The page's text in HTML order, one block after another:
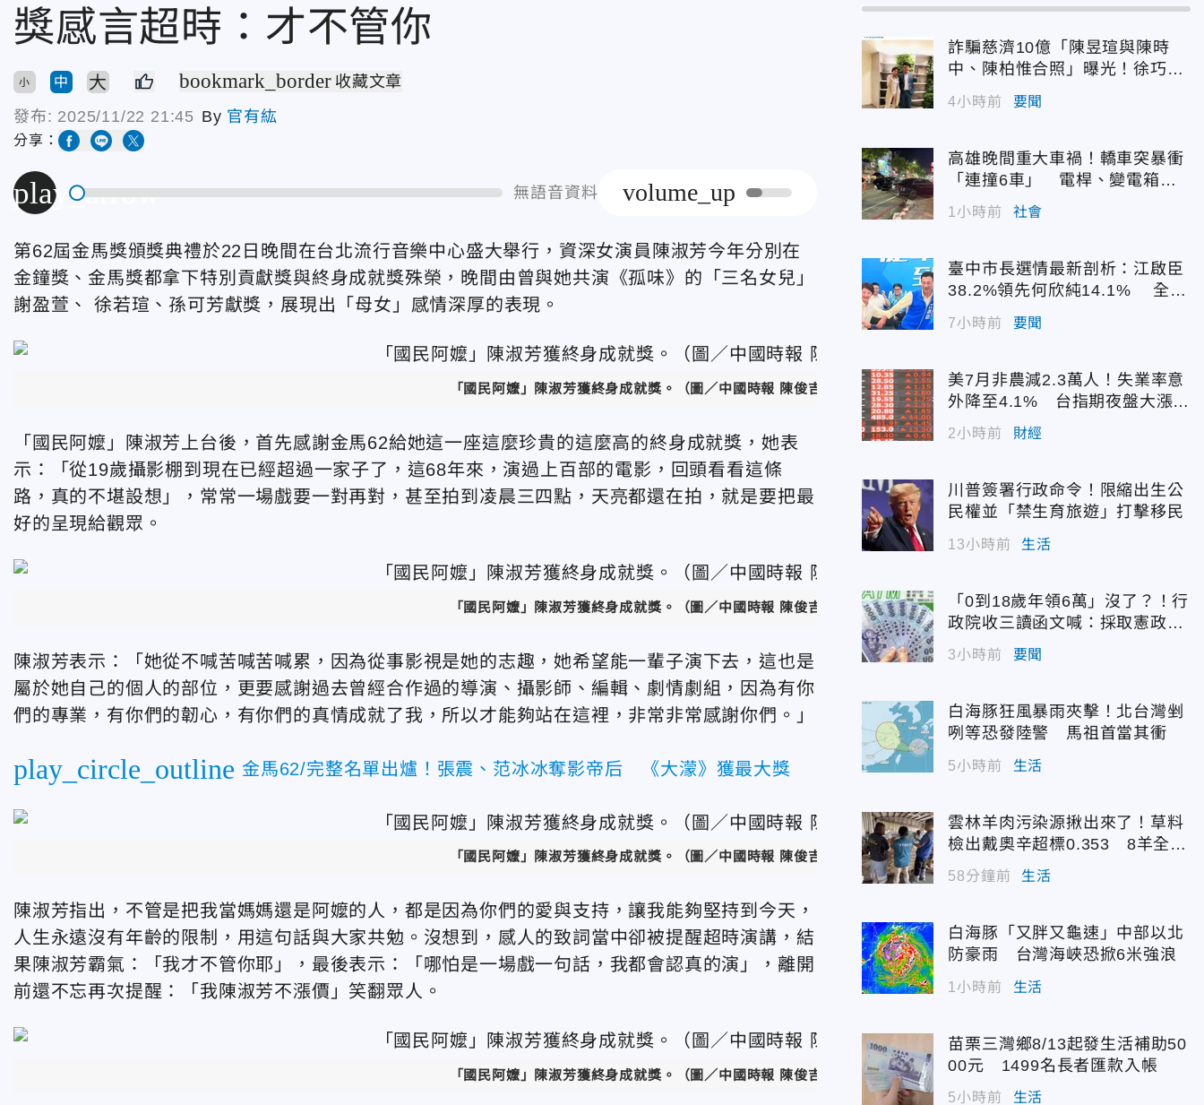
獎感言超時：才不管你
小 中 大 bookmark_border 收藏文章
發布: 2025/11/22 21:45 By 官有紘
分享：
play_arrow 無語音資料 volume_up
第62屆金馬獎頒獎典禮於22日晚間在台北流行音樂中心盛大舉行，資深女演員陳淑芳今年分別在
金鐘獎、金馬獎都拿下特別貢獻獎與終身成就獎殊榮，晚間由曾與她共演《孤味》的「三名女兒」
謝盈萱、 徐若瑄、孫可芳獻獎，展現出「母女」感情深厚的表現。
「國民阿嬤」陳淑芳獲終身成就獎。 （圖／中國時報 陳俊吉、杜宜諳、郭吉銓攝）
「國民阿嬤」陳淑芳 上台後，首先感謝金馬62給她這一座這麼珍貴的這麼高的終身成就獎，她表
示：「從19歲攝影棚到現在已經超過一家子了，這68年來，演過上百部的電影，回頭看看這條
路，真的不堪設想」，常常一場戲要一對再對，甚至拍到凌晨三四點，天亮都還在拍，就是要把最
好的呈現給觀眾。
「國民阿嬤」陳淑芳獲終身成就獎。 （圖／中國時報 陳俊吉、杜宜諳、郭吉銓攝）
陳淑芳表示：「她從不喊苦喊苦喊累，因為從事影視是她的志趣，她希望能一輩子演下去，這也是
屬於她自己的個人的部位，更要感謝過去曾經合作過的導演、攝影師、 編輯、 劇情劇組，因為有你
們的專業，有你們的韌心，有你們的真情成就了我，所以才能夠站在這裡，非常非常感謝你們。 」
play_circle_outline 金馬62/完整名單出爐！張震、范冰冰奪影帝后 《大濛》獲最大獎
「國民阿嬤」陳淑芳獲終身成就獎。 （圖／中國時報 陳俊吉、杜宜諳、郭吉銓攝）
陳淑芳指出， 不管是把我當媽媽還是阿嬤的人，都是因為你們的愛與支持，讓我能夠堅持到今天，
人生永遠沒有年齡的限制， 用這句話與大家共勉。沒想到，感人的致詞當中卻被提醒超時演講，結
果陳淑芳霸氣：「 我才不管你耶」，最後表示：「哪怕是一場戲一句話，我都會認真的演」， 離開
前還不忘再次提醒：「 我陳淑芳不漲價」笑翻眾人。
「國民阿嬤」陳淑芳獲終身成就獎。 （圖／中國時報 陳俊吉、杜宜諳、郭吉銓攝）
詐騙慈濟10億「陳昱瑄與陳時
中、陳柏惟合照」曝光！徐巧芯
震撼出手
4小時前 要聞
高雄晚間重大車禍！轎車突暴衝
「連撞6車」 電桿、變電箱全
遭殃
1小時前 社會
臺中市長選情最新剖析：江啟臣
38.2%領先何欣純14.1% 全世
代支持度全面居首
7小時前 要聞
美7月非農減2.3萬人！失業率意
外降至4.1% 台指期夜盤大漲7
45點
2小時前 財經
川普簽署行政命令！限縮出生公
民權並「禁生育旅遊」打擊移民
13小時前 生活
「0到18歲年領6萬」沒了？！行
政院收三讀函文喊：採取憲政作
為
3小時前 要聞
白海豚狂風暴雨夾擊！北台灣剉
咧等恐發陸警 馬祖首當其衝
5小時前 生活
雲林羊肉污染源揪出來了！草料
檢出戴奧辛超標0.353 8羊全撲
殺化製
58分鐘前 生活
白海豚「又胖又龜速」中部以北
防豪雨 台灣海峽恐掀6米強浪
1小時前 生活
苗栗三灣鄉8/13起發生活補助50
00元 1499名長者匯款入帳
5小時前 生活